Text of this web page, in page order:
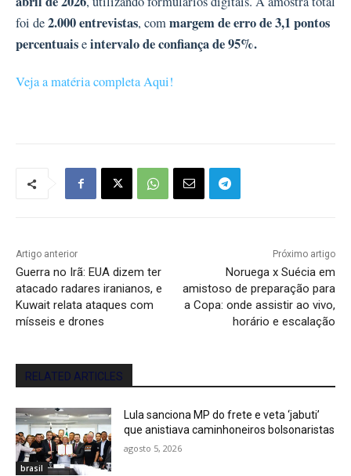
foi de2.000 entrevistas, commargem de erro de3,1 pontos
percentuaiseintervalo de confiança de 95%.
Veja a matéria completa Aqui!
Artigo anterior
Guerra no Irã: EUA dizem ter
atacado radares iranianos, e
Kuwait relata ataques com
mísseis e drones
Próximo artigo
Noruega x Suécia em
amistoso de preparação para
a Copa: onde assistir ao vivo,
horário e escalação
RELATED ARTICLES
brasil
Lula sanciona MP do frete e veta ‘jabuti’
que anistiava caminhoneiros bolsonaristas
agosto 5, 2026